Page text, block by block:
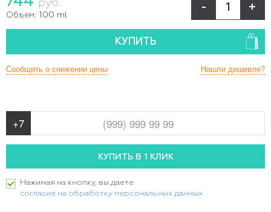
руб.
Объем: 100 ml
- +
КУПИТЬ
Нашли дешевле?
Сообщить о снижении цены
Нажимая на кнопку, вы даете
согласие на обработку персональных данных